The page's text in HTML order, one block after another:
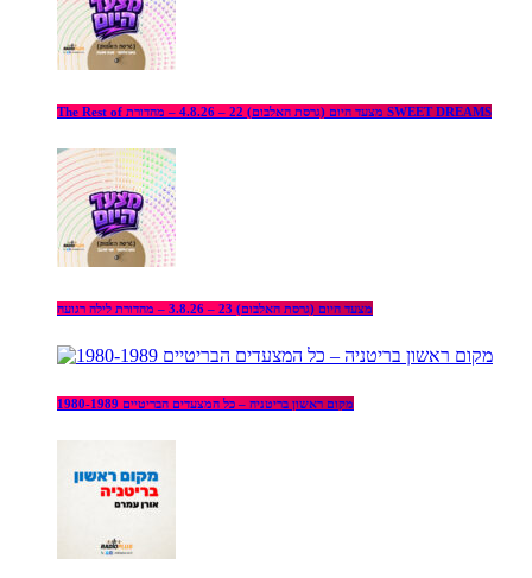
The Rest of מצעד היום (גרסת האלבום) 22 – 4.8.26 – מהדורת SWEET DREAMS
מצעד היום (גרסת האלבום) 23 – 3.8.26 – מהדורת לילה רגועה
מקום ראשון בריטניה – כל המצעדים הבריטיים 1980-1989